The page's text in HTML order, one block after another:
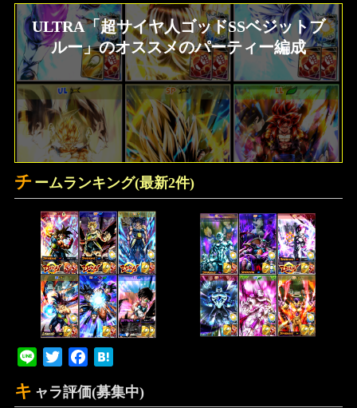
ULTRA「超サイヤ人ゴッドSSベジットブ
ルー」のオススメのパーティー編成
チ ームランキング(最新2件)
Line Twitter Facebook
キ ャラ評価(募集中)